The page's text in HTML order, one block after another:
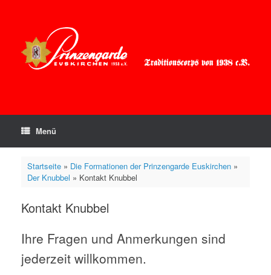
Menü
Startseite» Die Formationen der Prinzengarde Euskirchen»
Der Knubbel » Kontakt Knubbel
Kontakt Knubbel
Ihre Fragen und Anmerkungen sind
jederzeit willkommen.